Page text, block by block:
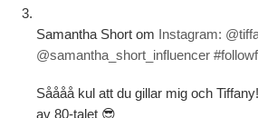
Samantha Short om Instagram:
@samantha_short_influencer
Såååå kul att du gillar mig och
av 80-talet 😎